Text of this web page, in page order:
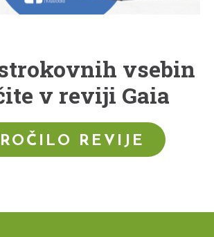
vsebin
v reviji Gaia
REVIJE